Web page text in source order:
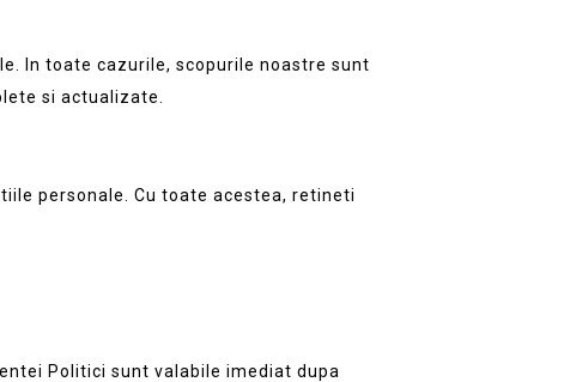
In toate cazurile, scopurile noastre sunt
si actualizate.
personale. Cu toate acestea, retineti
Politici sunt valabile imediat dupa